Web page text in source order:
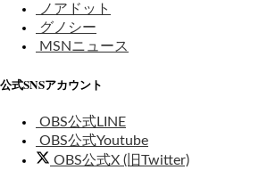
ノアドット
グノシー
MSNニュース
公式SNSアカウント
OBS公式LINE
OBS公式Youtube
OBS公式X (旧Twitter)